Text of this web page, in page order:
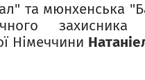
та мюнхенська
захисника
Німеччини